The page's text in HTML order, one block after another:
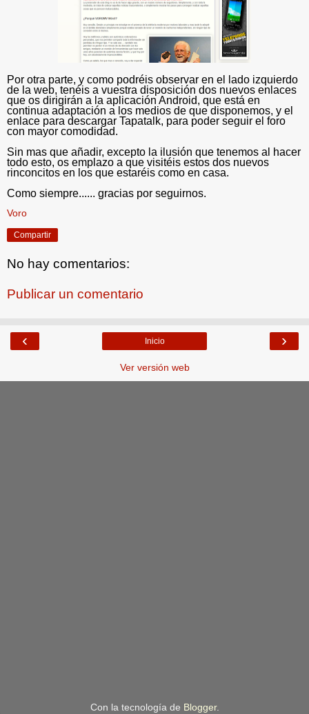
Por otra parte, y como podréis observar en el lado izquierdo
de la web, tenéis a vuestra disposición dos nuevos enlaces
que os dirigirán a la aplicación Android, que está en
continua adaptación a los medios de que disponemos, y el
enlace para descargar Tapatalk, para poder seguir el foro
con mayor comodidad.
Sin mas que añadir, excepto la ilusión que tenemos al hacer
todo esto, os emplazo a que visitéis estos dos nuevos
rinconcitos en los que estaréis como en casa.
Como siempre...... gracias por seguirnos.
Voro
Compartir
No hay comentarios:
Publicar un comentario
‹ ›
Inicio
Ver versión web
Con la tecnología de Blogger.